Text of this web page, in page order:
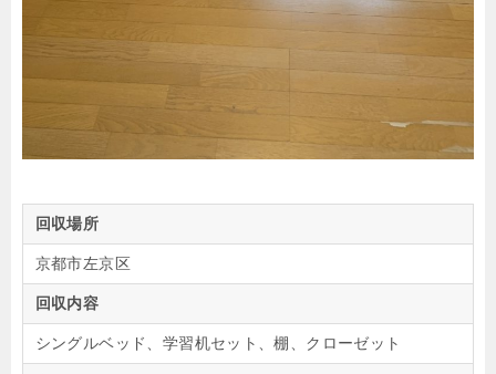
回収場所
京都市左京区
回収内容
シングルベッド、学習机セット、棚、クローゼット